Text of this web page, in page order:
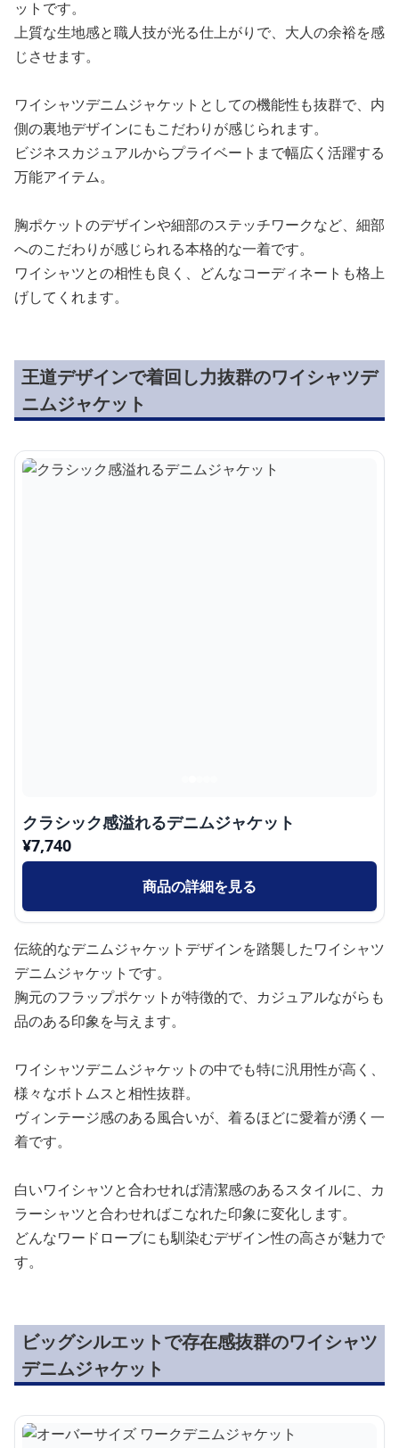
ットです。
上質な生地感と職人技が光る仕上がりで、大人の余裕を感
じさせます。
ワイシャツデニムジャケットとしての機能性も抜群で、内
側の裏地デザインにもこだわりが感じられます。
ビジネスカジュアルからプライベートまで幅広く活躍する
万能アイテム。
胸ポケットのデザインや細部のステッチワークなど、細部
へのこだわりが感じられる本格的な一着です。
ワイシャツとの相性も良く、どんなコーディネートも格上
げしてくれます。
王道デザインで着回し力抜群のワイシャツデ
ニムジャケット
クラシック感溢れるデニムジャケット
¥7,740
商品の詳細を見る
伝統的なデニムジャケットデザインを踏襲したワイシャツ
デニムジャケットです。
胸元のフラップポケットが特徴的で、カジュアルながらも
品のある印象を与えます。
ワイシャツデニムジャケットの中でも特に汎用性が高く、
様々なボトムスと相性抜群。
ヴィンテージ感のある風合いが、着るほどに愛着が湧く一
着です。
白いワイシャツと合わせれば清潔感のあるスタイルに、カ
ラーシャツと合わせればこなれた印象に変化します。
どんなワードローブにも馴染むデザイン性の高さが魅力で
す。
ビッグシルエットで存在感抜群のワイシャツ
デニムジャケット